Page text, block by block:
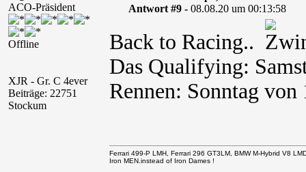
ACO-Präsident
Offline
XJR - Gr. C 4ever
Beiträge: 22751
Stockum
Antwort #9 - 08.08.20 um 00:13:58
Back to Racing..
Das Qualifying:
Rennen: Sonntag von
Ferrari 499-P LMH, Ferrari 296 GT3LM, BMW M-Hybrid V8
Iron MEN.instead of Iron Dames !